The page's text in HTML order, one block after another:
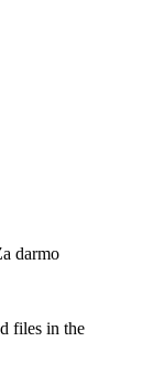
darmo
files in the